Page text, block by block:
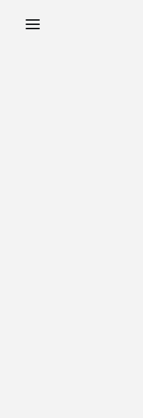
الليبي
التاريخية